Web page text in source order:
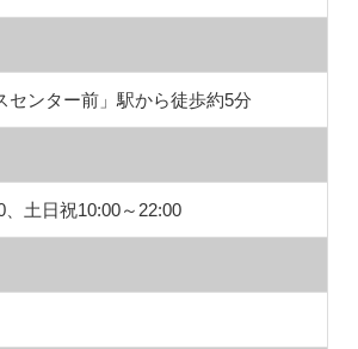
センター前」駅から徒歩約5分
、土日祝10:00～22:00